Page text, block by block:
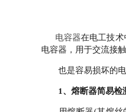
电容器在电工技
电容器，用于交流接
也是容易损坏的电
1、熔断器简易检